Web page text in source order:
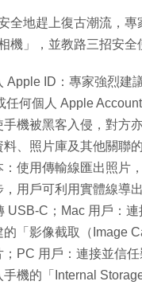
全地趕上復古潮流，專
機」，並教路三招安全
Apple ID：專家強烈建
任何個人 Apple
手機被黑客入侵，對方
料、照片庫及其他關聯
：使用傳輸線匯出照片
，用戶可利用實體線導
USB-C；Mac 用戶：
的「影像截取（Image
；PC 用戶：連接並信
手機的「Internal